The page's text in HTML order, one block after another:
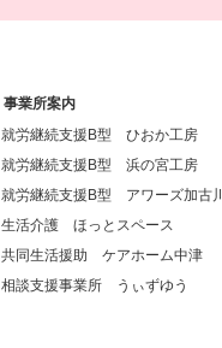
事業所案内
就労継続支援B型 ひおか工房
就労継続支援B型 浜の宮工房
就労継続支援B型 アワーズ加古川
生活介護 ほっとスペース
共同生活援助 ケアホーム中津
相談支援事業所 うぃずゆう